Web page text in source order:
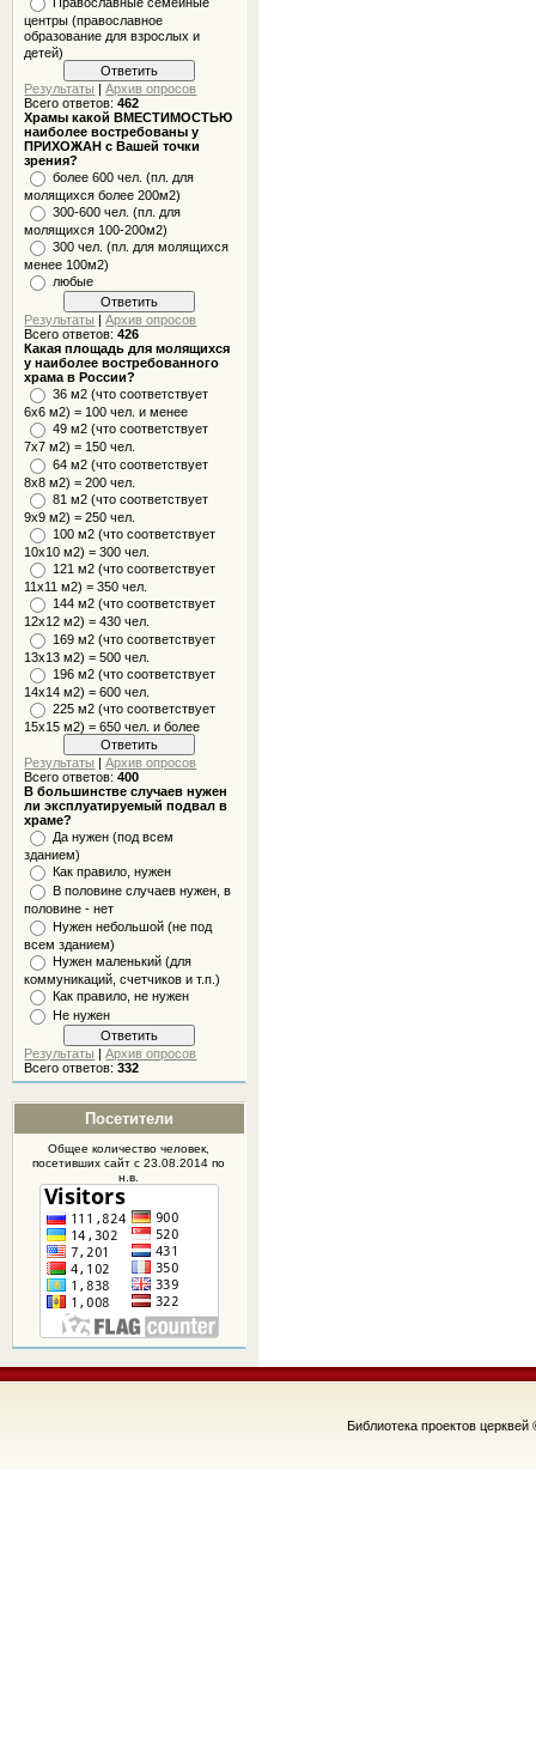
центры (православное
образование для взрослых и
детей)
Результаты |Архив опросов
Всего ответов:462
Храмы какой ВМЕСТИМОСТЬЮ
наиболее востребованы у
ПРИХОЖАН с Вашей точки
зрения?
более 600 чел. (пл. для
молящихся более 200м2)
300-600 чел. (пл. для
молящихся 100-200м2)
300 чел. (пл. для молящихся
менее 100м2)
любые
Результаты |Архив опросов
Всего ответов:426
Какая площадь для молящихся
у наиболее востребованного
храма в России?
36 м2 (что соответствует
6x6 м2) = 100 чел. и менее
49 м2 (что соответствует
7x7 м2) = 150 чел.
64 м2 (что соответствует
8x8 м2) = 200 чел.
81 м2 (что соответствует
9х9 м2) = 250 чел.
100 м2 (что соответствует
10x10 м2) = 300 чел.
121 м2 (что соответствует
11х11 м2) = 350 чел.
144 м2 (что соответствует
12х12 м2) = 430 чел.
169 м2 (что соответствует
13х13 м2) = 500 чел.
196 м2 (что соответствует
14х14 м2) = 600 чел.
225 м2 (что соответствует
15х15 м2) = 650 чел. и более
Результаты |Архив опросов
Всего ответов:400
В большинстве случаев нужен
ли эксплуатируемый подвал в
храме?
Да нужен (под всем
зданием)
Как правило, нужен
В половине случаев нужен, в
половине - нет
Нужен небольшой (не под
всем зданием)
Нужен маленький (для
коммуникаций, счетчиков и т.п.)
Как правило, не нужен
Не нужен
Результаты |Архив опросов
Всего ответов:332
Посетители
Общее количество человек,
посетившихсайтс 23.08.2014 по
н.в.
Библиотека проектов церквей